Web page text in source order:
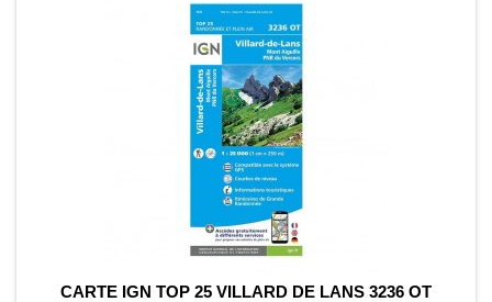
CARTE IGN TOP 25 VILLARD DE LANS 3236 OT